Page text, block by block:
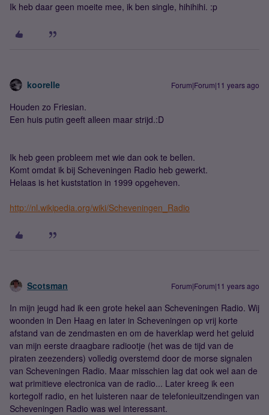
Ik heb daar geen moeite mee, ik ben single, hihihihi. :p
koorelle Forum|Forum|11 years ago
Houden zo Friesian.
Een huis putin geeft alleen maar strijd.:D
Ik heb geen probleem met wie dan ook te bellen.
Komt omdat ik bij Scheveningen Radio heb gewerkt.
Helaas is het kuststation in 1999 opgeheven.
http://nl.wikipedia.org/wiki/Scheveningen_Radio
Scotsman Forum|Forum|11 years ago
In mijn jeugd had ik een grote hekel aan Scheveningen Radio. Wij
woonden in Den Haag en later in Scheveningen op vrij korte
afstand van de zendmasten en om de haverklap werd het geluid
van mijn eerste draagbare radiootje (het was de tijd van de
piraten zeezenders) volledig overstemd door de morse signalen
van Scheveningen Radio. Maar misschien lag dat ook wel aan de
wat primitieve electronica van de radio... Later kreeg ik een
kortegolf radio, en het luisteren naar de telefonieuitzendingen van
Scheveningen Radio was wel interessant.